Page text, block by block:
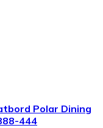
Polar Dining
444